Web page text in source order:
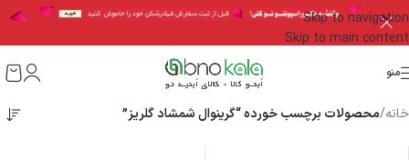
Skip to navigation
Skip to main content
منو
خانه/محصولات برچسب خورده “گرینوال شمشاد گلریز”